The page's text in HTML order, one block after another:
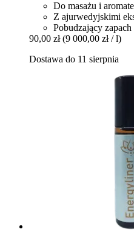
Do masażu i
Z ajurwedyjskimi
Pobudzający zapach
90,00 zł (9 000,00 zł / l)
Dostawa do 11 sierpnia